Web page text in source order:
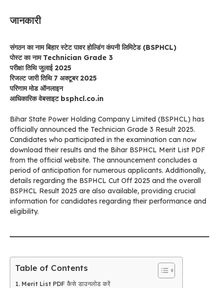
जानकारी
संगठन का नाम बिहार स्टेट पावर होल्डिंग कंपनी लिमिटेड (BSPHCL)
पोस्ट का नाम Technician Grade 3
परीक्षा तिथि जुलाई 2025
रिजल्ट जारी तिथि 7 अक्टूबर 2025
परिणाम मोड ऑनलाइन
आधिकारिक वेबसाइट bsphcl.co.in
Bihar State Power Holding Company Limited (BSPHCL) has
officially announced the Technician Grade 3 Result 2025.
Candidates who participated in the examination can now
download their results and the Bihar BSPHCL Merit List PDF
from the official website. The announcement concludes a
period of anticipation for numerous applicants. Additionally,
details regarding the BSPHCL Cut Off 2025 and the overall
BSPHCL Result 2025 are also available, providing crucial
information for candidates regarding their performance and
eligibility.
Table of Contents
Merit List PDF कैसे डाउनलोड करें